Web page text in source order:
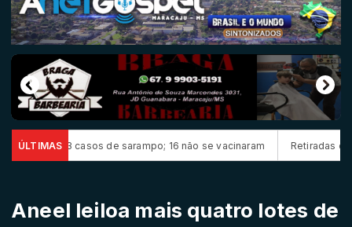
ÚLTIMAS
23 casos de sarampo; 16 não se vacinaram Retiradas da
Aneel leiloa mais quatro lotes de